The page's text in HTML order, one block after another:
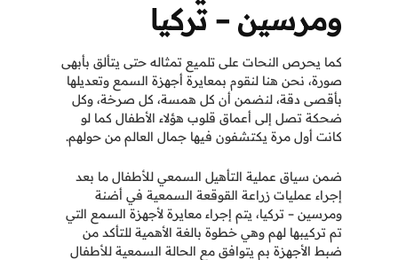
ومرسين – تركيا
كما يحرص النحات على تلميع تمثاله حتى يتألق بأبهى
صورة، نحن هنا لنقوم بمعايرة أجهزة السمع وتعديلها
بأقصى دقة، لنضمن أن كل همسة، كل صرخة، وكل
ضحكة تصل إلى أعماق قلوب هؤلاء الأطفال كما لو
كانت أول مرة يكتشفون فيها جمال العالم من حولهم.
ضمن سياق عملية التأهيل السمعي للأطفال ما بعد
إجراء عمليات زراعة القوقعة السمعية في أضنة
ومرسين – تركيا، يتم إجراء معايرة لأجهزة السمع التي
تم تركيبها لهم وهي خطوة بالغة الأهمية للتأكد من
ضبط الأجهزة بم يتوافق مع الحالة السمعية للأطفال